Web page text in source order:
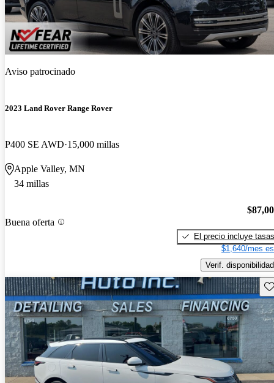
Aviso patrocinado
2023 Land Rover Range Rover
P400 SE AWD 15,000 millas
Apple Valley, MN
34 millas
Buena oferta
El precio incluye tasas
$1,640/mes
Verif. disponibilidad